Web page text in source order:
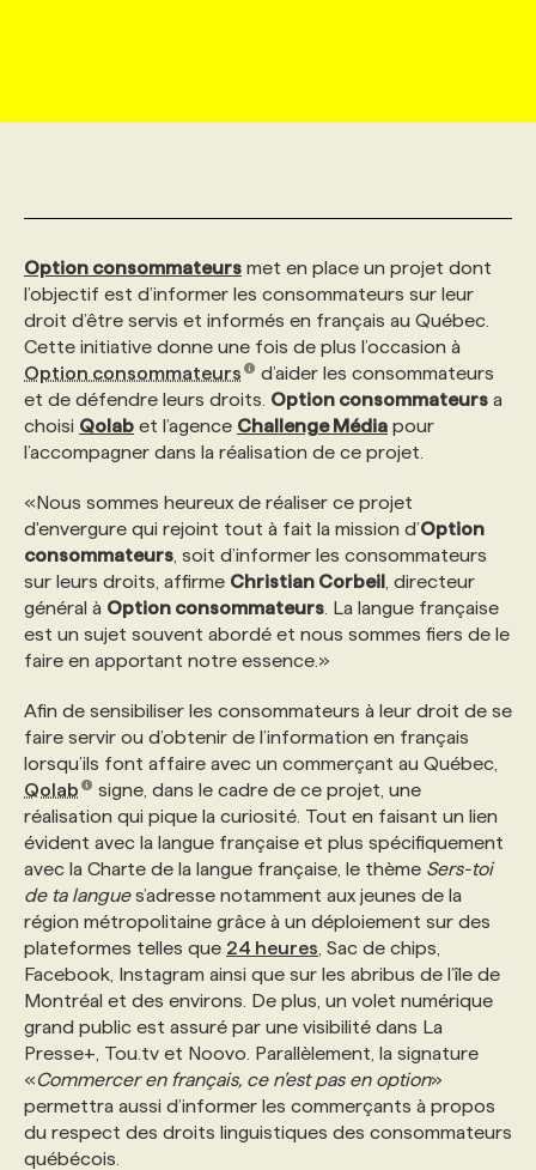
INITIATIVES NUMÉRIQUES
PRIX ET DISTINCTIONS
TENDANCES
MARKETING DURABLE
GEO/SEO
ÉVÉNEMENTIEL
NOS AUTEUR‧RICES
ANNONCEZ AVEC NOUS
PROFIL ENTREPRISE
FAQ
ANNONCEZ AVEC NOUS
PROFIL CANDIDAT
ANNONCEZ AVEC NOUS
NOS PARCOURS DE FORMATIONS
FORMATIONS PERSONNALISÉES
NOS FORMATEUR‧RICES
POURQUOI CHOISIR NOS FORMATIONS
NOS TARIFS
PROGRAMMES DE SUBVENTIONS
FAQ
ANNONCEZ AVEC NOUS
SERVICE DE CHASSE DE TÊTE
NOS TARIFS
NOS EXPERTISES
ANNONCEZ AVEC NOUS
Option consommateurs met en place un projet dont
l’objectif est d’informer les consommateurs sur leur
droit d’être servis et informés en français au Québec.
Cette initiative donne une fois de plus l’occasion à
Option consommateurs
d’aider les consommateurs
et de défendre leurs droits. Option consommateurs a
choisi Qolab et l’agence Challenge Média pour
l’accompagner dans la réalisation de ce projet.
«Nous sommes heureux de réaliser ce projet
d'envergure qui rejoint tout à fait la mission d’Option
consommateurs , soit d’informer les consommateurs
sur leurs droits, affirme Christian Corbeil , directeur
général à Option consommateurs . La langue française
est un sujet souvent abordé et nous sommes fiers de le
faire en apportant notre essence.»
Afin de sensibiliser les consommateurs à leur droit de se
faire servir ou d’obtenir de l’information en français
lorsqu’ils font affaire avec un commerçant au Québec,
Qolab
signe, dans le cadre de ce projet, une
réalisation qui pique la curiosité. Tout en faisant un lien
évident avec la langue française et plus spécifiquement
avec la Charte de la langue française, le thème Sers-toi
de ta langues’adresse notamment aux jeunes de la
région métropolitaine grâce à un déploiement sur des
plateformes telles que 24 heures , Sac de chips,
Facebook, Instagram ainsi que sur les abribus de l’île de
Montréal et des environs. De plus, un volet numérique
grand public est assuré par une visibilité dans La
Presse+, Tou.tv et Noovo. Parallèlement, la signature
«Commercer en français, ce n’est pas en option»
permettra aussi d’informer les commerçants à propos
du respect des droits linguistiques des consommateurs
québécois.